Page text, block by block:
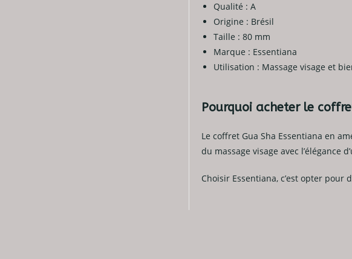
Qualité : A
Origine : Brésil
Taille : 80 mm
Marque : Essentiana
Utilisation : Massage visage et
Pourquoi acheter le
Le coffret Gua Sha Essentiana en
du massage visage avec l’élégance
Choisir Essentiana, c’est opter